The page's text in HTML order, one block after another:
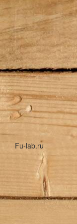
Fu-lab.ru